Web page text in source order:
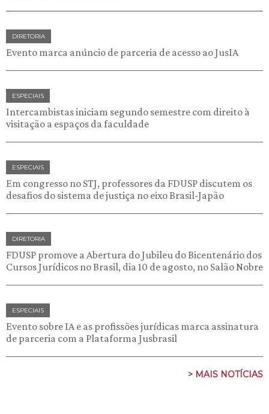
DIRETORIA
Evento marca anúncio de parceria de acesso ao JusIA
ESPECIAIS
Intercambistas iniciam segundo semestre com direito à
visitação a espaços da faculdade
ESPECIAIS
Em congresso no STJ, professores da FDUSP discutem os
desafios do sistema de justiça no eixo Brasil-Japão
DIRETORIA
FDUSP promove a Abertura do Jubileu do Bicentenário dos
Cursos Jurídicos no Brasil, dia 10 de agosto, no Salão Nobre
ESPECIAIS
Evento sobre IA e as profissões jurídicas marca assinatura
de parceria com a Plataforma Jusbrasil
> MAIS NOTÍCIAS